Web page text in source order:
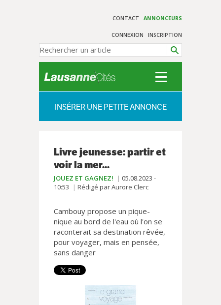
CONTACT ANNONCEURS
CONNEXION INSCRIPTION
INSÉRER UNE PETITE ANNONCE
Livre jeunesse: partir et
voir la mer...
JOUEZ ET GAGNEZ!
05.08.2023 -
10:53
Rédigé par Aurore Clerc
Cambouy propose un pique-
nique au bord de l'eau où l'on se
raconterait sa destination rêvée,
pour voyager, mais en pensée,
sans danger